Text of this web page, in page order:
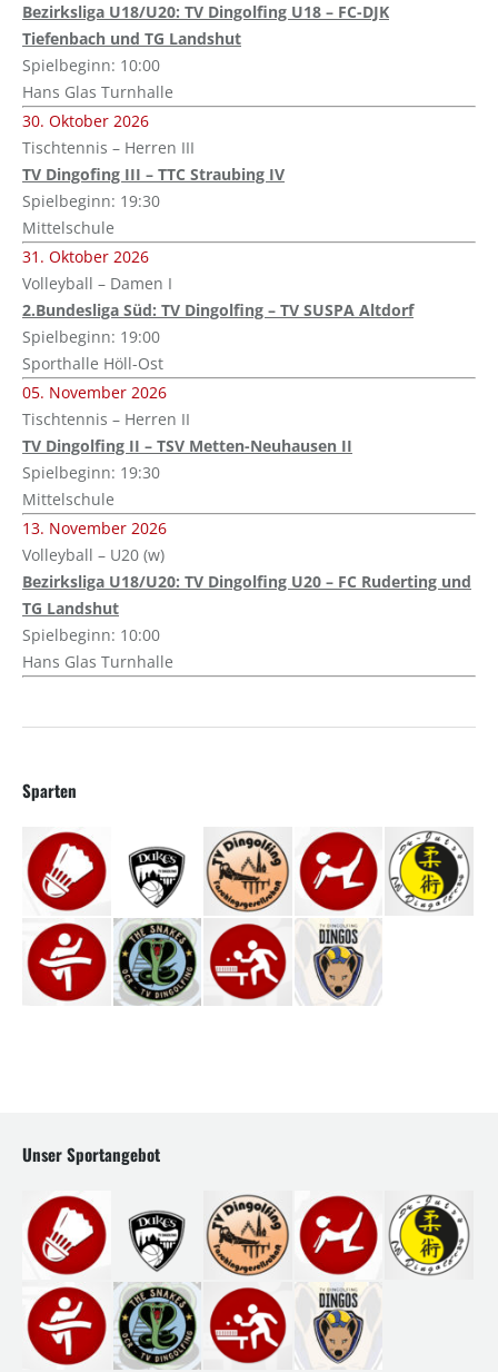
Bezirksliga U18/U20: TV Dingolfing U18 – FC-DJK
Tiefenbach und TG Landshut
Spielbeginn: 10:00
Hans Glas Turnhalle
30. Oktober 2026
Tischtennis – Herren III
TV Dingofing III – TTC Straubing IV
Spielbeginn: 19:30
Mittelschule
31. Oktober 2026
Volleyball – Damen I
2.Bundesliga Süd: TV Dingolfing – TV SUSPA Altdorf
Spielbeginn: 19:00
Sporthalle Höll-Ost
05. November 2026
Tischtennis – Herren II
TV Dingolfing II – TSV Metten-Neuhausen II
Spielbeginn: 19:30
Mittelschule
13. November 2026
Volleyball – U20 (w)
Bezirksliga U18/U20: TV Dingolfing U20 – FC Ruderting und
TG Landshut
Spielbeginn: 10:00
Hans Glas Turnhalle
Sparten
Unser Sportangebot